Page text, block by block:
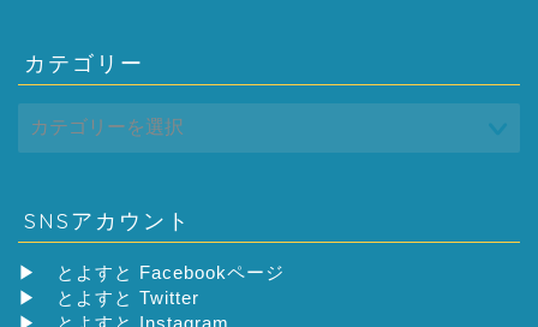
カテゴリー
SNSアカウント
▶
とよすと Facebookページ
▶
とよすと Twitter